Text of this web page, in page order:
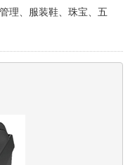
理、服装鞋、珠宝、五